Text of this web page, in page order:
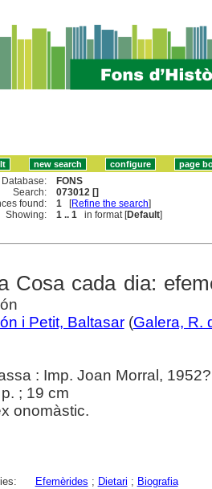
Database:
FONS
Search:
073012 []
found:
1 [Refine the search]
Showing:
1 .. 1 in format [Default]
Cosa cada dia:
i Petit, Baltasar(Galera, R.
: Imp. Joan Morral, 1952?
; 19 cm
onomàstic.
Efemèrides ; Dietari ; Biografia